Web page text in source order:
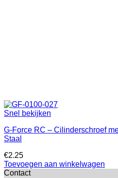
Snel bekijken
G-Force RC – Cilinderschroef
Staal
€2.25
Toevoegen aan winkelwagen
Contact